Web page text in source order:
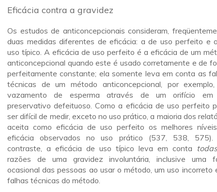
Eficácia contra a gravidez
Os estudos de anticoncepcionais consideram,
duas medidas diferentes de eficácia: a de uso perfeito e
uso típico. A eficácia de uso perfeito é a eficácia de um
anticoncepcional quando este é usado corretamente e de
perfeitamente constante; ela somente leva em conta as
técnicas de um método anticoncepcional, por
vazamento de esperma através de um orifício em
preservativo defeituoso. Como a eficácia de uso perfeito
ser difícil de medir, exceto no uso prático, a maioria dos
aceita como eficácia de uso perfeito os melhores
eficácia observados no uso prático (537, 538, 575).
contraste, a eficácia de uso típico leva em conta
razões de uma gravidez involuntária, inclusive uma
ocasional das pessoas ao usar o método, um uso incorreto
falhas técnicas do método.